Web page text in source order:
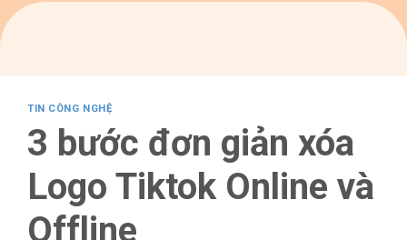
TIN CÔNG NGHỆ
3 bước đơn giản xóa
Logo Tiktok Online và
Offline